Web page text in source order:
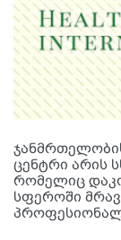
ცენტრი არის
რომელიც
სფეროში